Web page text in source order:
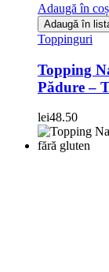
Adaugă în coș
Adaugă în
Toppinguri
Topping
Pădure –
lei48.50